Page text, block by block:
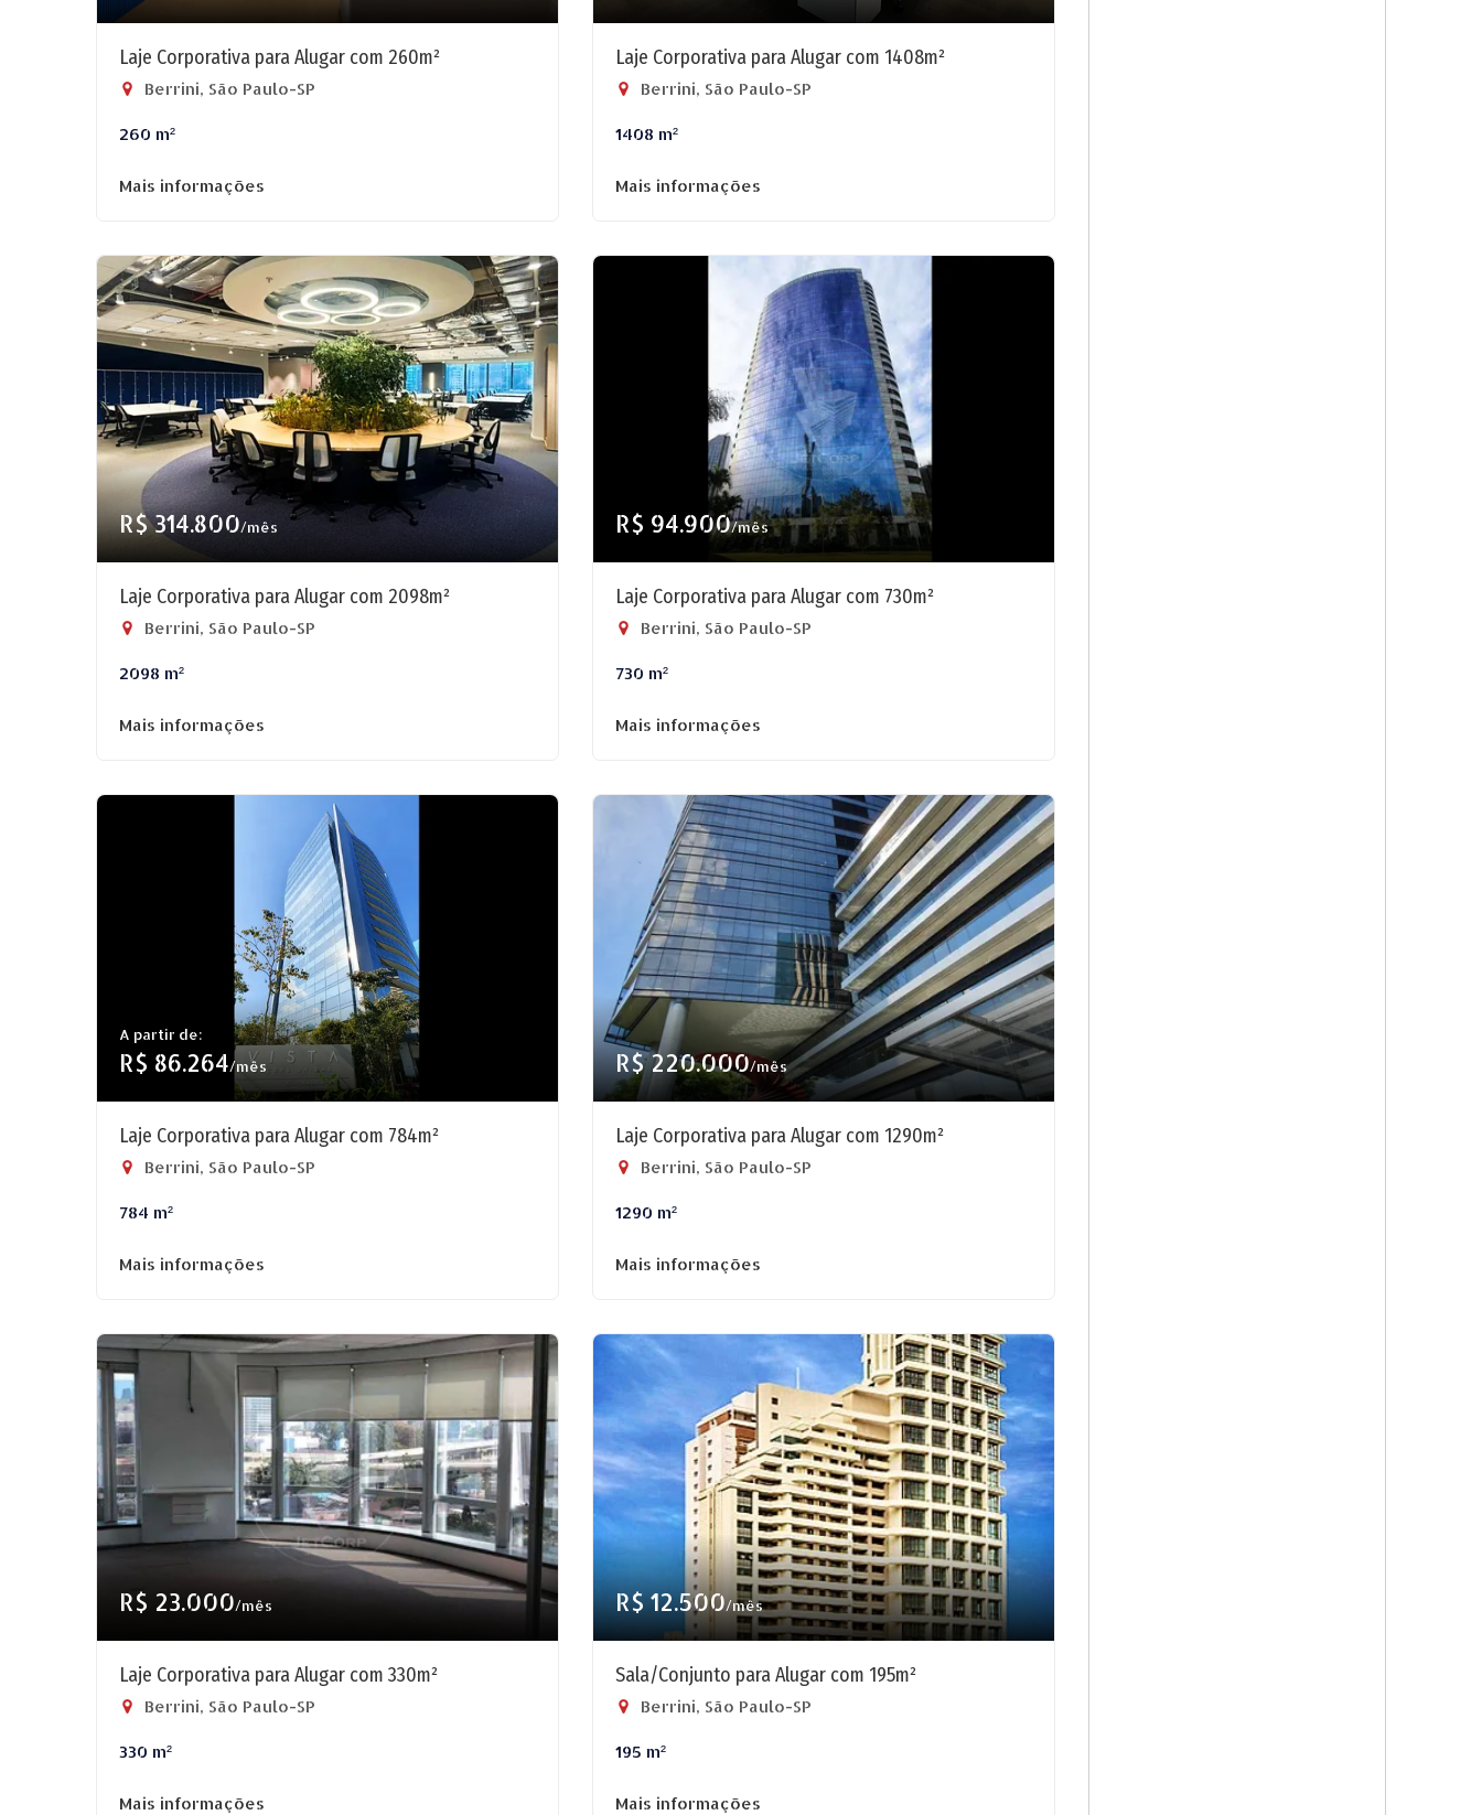
Laje Corporativa para Alugar com 260m²
Berrini, São Paulo-SP
260 m²
Mais informações
Laje Corporativa para Alugar com 1408m²
Berrini, São Paulo-SP
1408 m²
Mais informações
R$ 314.800/mês
Laje Corporativa para Alugar com 2098m²
Berrini, São Paulo-SP
2098 m²
Mais informações
R$ 94.900/mês
Laje Corporativa para Alugar com 730m²
Berrini, São Paulo-SP
730 m²
Mais informações
A partir de:
R$ 86.264/mês
Laje Corporativa para Alugar com 784m²
Berrini, São Paulo-SP
784 m²
Mais informações
R$ 220.000/mês
Laje Corporativa para Alugar com 1290m²
Berrini, São Paulo-SP
1290 m²
Mais informações
R$ 23.000/mês
Laje Corporativa para Alugar com 330m²
Berrini, São Paulo-SP
330 m²
Mais informações
R$ 12.500/mês
Sala/Conjunto para Alugar com 195m²
Berrini, São Paulo-SP
195 m²
Mais informações